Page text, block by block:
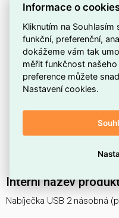
nabíjení dvou zařízení
1× USB typu C a 1×
moderními i staršími
Výstupní výkon 30 W
efektivní dobíjení
zařízení.
Přístroj s krytem
konektory před
s ostatními prvky
Interní název
Nabíječka USB 2 násobná
Informace o
Kliknutím na
funkční, preferenční,
dokážeme vám tak
měřit funkčnost
preference můžete
Nastavení cookies.